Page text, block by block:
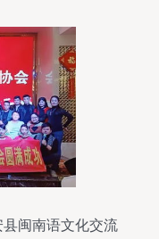
闽南语文化交流